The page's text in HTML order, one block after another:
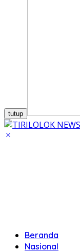
tutup
Beranda
Nasional